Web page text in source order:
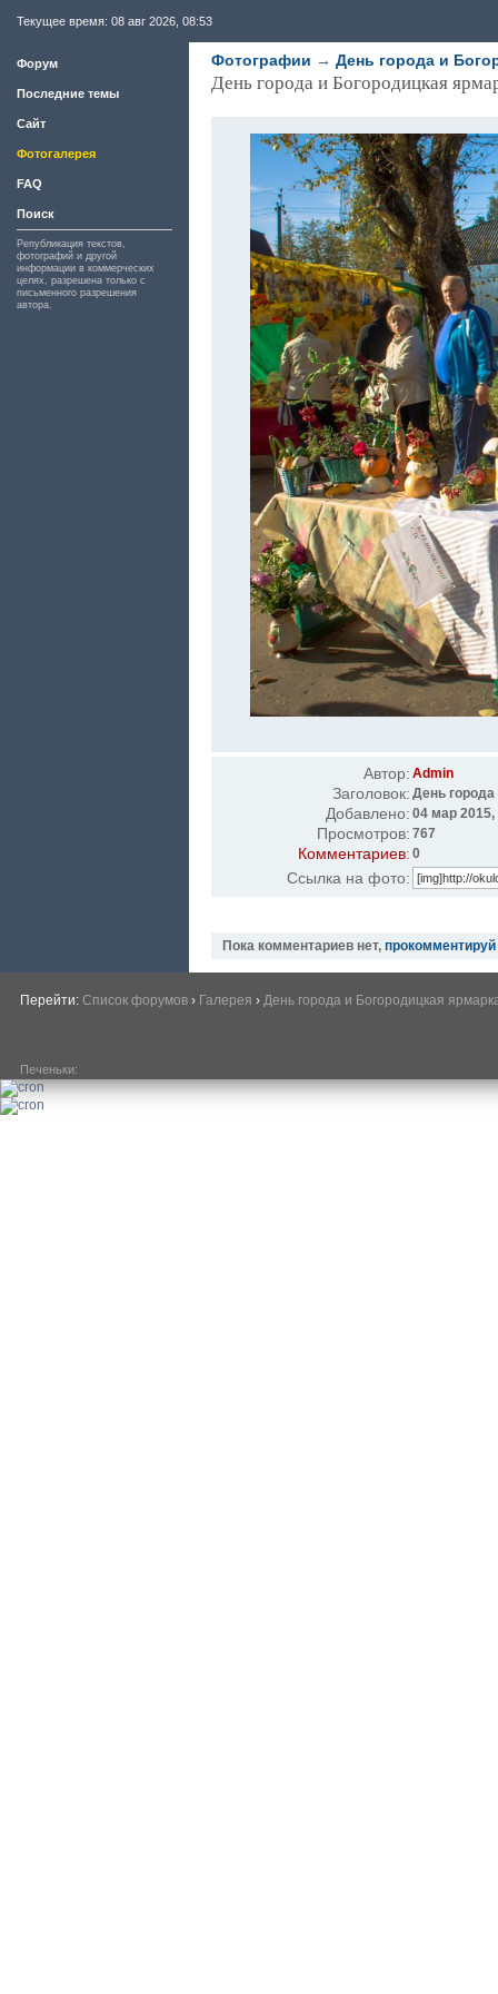
Текущее время: 08 авг 2026, 08:53
Форум
Последние темы
Сайт
Фотогалерея
FAQ
Поиск
Републикация текстов,
фотографий и другой
информации в коммерческих
целях, разрешена только с
письменного разрешения
автора.
Фотографии → День города и
День города и Богородицкая
Автор: Admin
Заголовок: День города
Добавлено: 04 мар 2015,
Просмотров: 767
Комментариев: 0
Ссылка на фото:
Пока комментариев нет, прокомментируй
Перейти: Список форумов › Галерея › День города и Богородицкая
Печеньки: